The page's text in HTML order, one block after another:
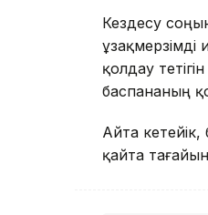
Кездесу
қолдау
баспананың
Айта
қайта